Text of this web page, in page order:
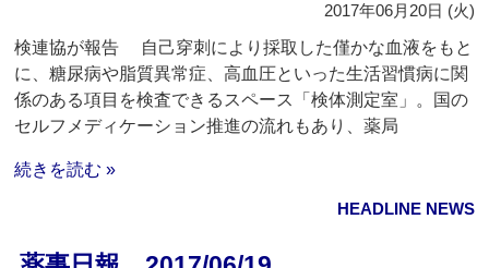
2017年06月20日 (火)
検連協が報告 自己穿刺により採取した僅かな血液をもと
に、糖尿病や脂質異常症、高血圧といった生活習慣病に関
係のある項目を検査できるスペース「検体測定室」。国の
セルフメディケーション推進の流れもあり、薬局
続きを読む »
HEADLINE NEWS